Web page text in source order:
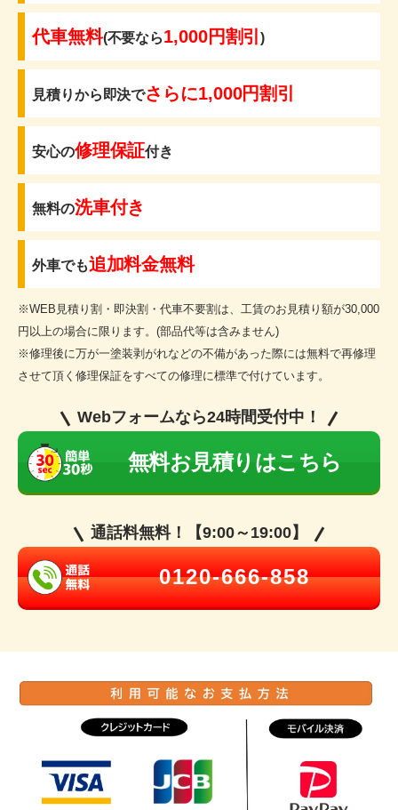
代車無料(不要なら1,000円割引)
見積りから即決でさらに1,000円割引
安心の修理保証付き
無料の洗車付き
外車でも追加料金無料
※WEB見積り割・即決割・代車不要割は、工賃のお見積り額が30,000
円以上の場合に限ります。(部品代等は含みません)
※修理後に万が一塗装剥がれなどの不備があった際には無料で再修理
させて頂く修理保証をすべての修理に標準で付けています。
Webフォームなら24時間受付中！
無料お見積りはこちら
通話料無料！【9:00～19:00】
0120-666-858